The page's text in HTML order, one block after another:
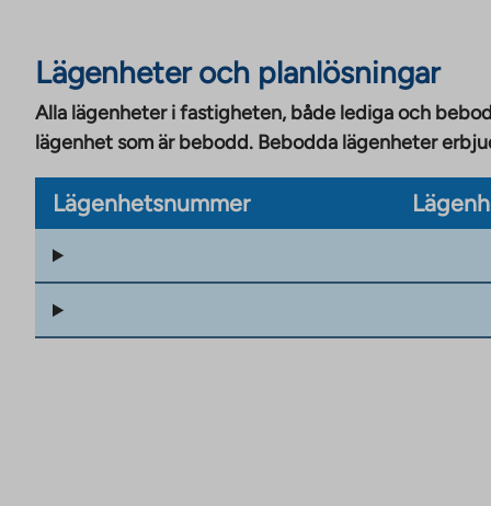
Lägenheter och planlösningar
Alla lägenheter i fastigheten, både lediga och
lägenhet som är bebodd. Bebodda lägenheter
Lägenhetsnummer